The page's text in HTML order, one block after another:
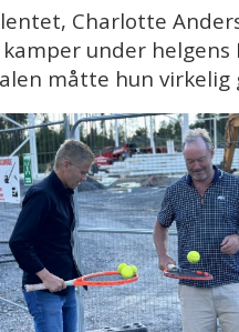
Charlotte
under helgens
måtte hun virkelig